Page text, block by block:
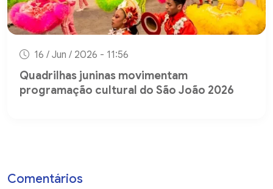
16 / Jun / 2026 - 11:56
Quadrilhas juninas movimentam
programação cultural do São João 2026
Comentários